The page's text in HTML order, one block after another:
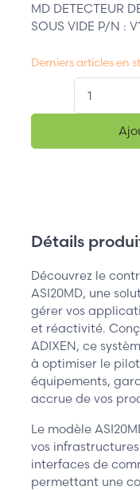
MD DETECTEUR
SOUS VIDE P/N :
Derniers articles en
Détails
Découvrez le
ASI20MD, une
gérer vos
et réactivité.
ADIXEN, ce
à optimiser le
équipements,
accrue de vos
Le modèle
vos
interfaces de
permettant une